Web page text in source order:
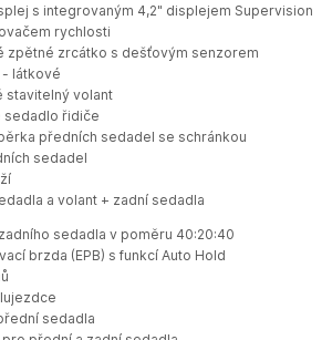
s integrovaným 4,2" displejem Supervision
rychlosti
zpětné zrcátko s dešťovým senzorem
- látkové
stavitelný volant
sedadlo řidiče
předních sedadel se schránkou
sedadel
a volant + zadní sedadla
sedadla v poměru 40:20:40
brzda (EPB) s funkcí Auto Hold
sedadla